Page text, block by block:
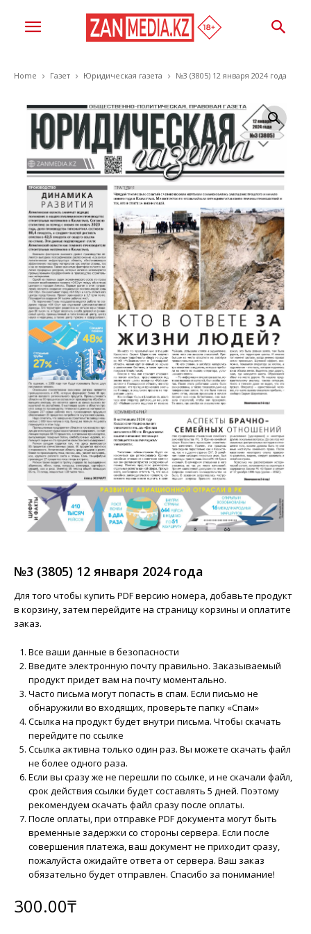
Home Газет Юридическая газета №3 (3805) 12 января 2024 года
№3 (3805) 12 января 2024 года
Для того чтобы купить PDF версию номера, добавьте продукт
в корзину, затем перейдите на страницу корзины и оплатите
заказ.
Все ваши данные в безопасности
Введите электронную почту правильно. Заказываемый
продукт придет вам на почту моментально.
Часто письма могут попасть в спам. Если письмо не
обнаружили во входящих, проверьте папку «Спам»
Ссылка на продукт будет внутри письма. Чтобы скачать
перейдите по ссылке
Ссылка активна только один раз. Вы можете скачать файл
не более одного раза.
Если вы сразу же не перешли по ссылке, и не скачали файл,
срок действия ссылки будет составлять 5 дней. Поэтому
рекомендуем скачать файл сразу после оплаты.
После оплаты, при отправке PDF документа могут быть
временные задержки со стороны сервера. Если после
совершения платежа, ваш документ не приходит сразу,
пожалуйста ожидайте ответа от сервера. Ваш заказ
обязательно будет отправлен. Спасибо за понимание!
300.00₸